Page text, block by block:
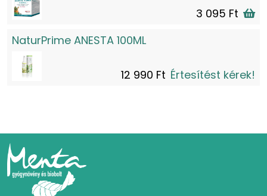
3 095 Ft
NaturPrime ANESTA 100ML
12 990 Ft Értesítést kérek!